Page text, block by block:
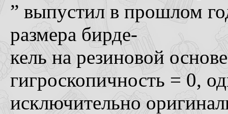
” выпустил в прошлом
размера бирде-
кель на резиновой
гигроскопичность = 0,
исключительно